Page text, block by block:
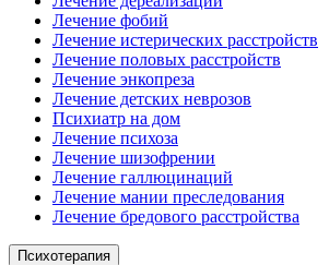
Лечение фобий
Лечение истерических расстройств
Лечение половых расстройств
Лечение энкопреза
Лечение детских неврозов
Психиатр на дом
Лечение психоза
Лечение шизофрении
Лечение галлюцинаций
Лечение мании преследования
Лечение бредового расстройства
Психотерапия